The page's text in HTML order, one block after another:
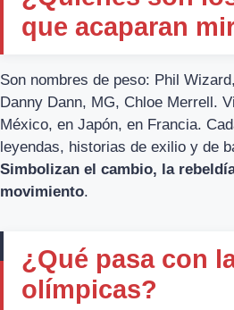
que acaparan
Son nombres de peso: Phil
Danny Dann, MG, Chloe Merrell.
México, en Japón, en Francia.
leyendas, historias de exilio y de
Simbolizan el cambio, la
movimiento.
¿Qué pasa con
olímpicas?